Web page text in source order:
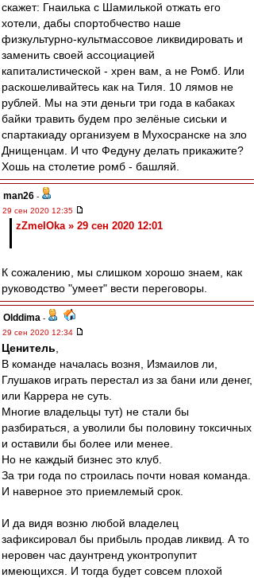
скажет: Гнаилька с Шамилькой отжать его
хотели, дабы спортобчество наше
физкультурно-культмассовое ликвидировать и
заменить своей ассоциацией
капиталистической - хрен вам, а не Ромб. Или
раскошеливайтесь как на Тиля. 10 лямов не
рублей. Мы на эти деньги три года в кабаках
байки травить будем про зелёные сиськи и
спартакиаду организуем в Мухосранске на зло
Днищенцам. И что Федуну делать прикажите?
Хошь на столетие ромб - башляй.
man26 -
29 сен 2020 12:35
zZmeIOka » 29 сен 2020 12:01
К сожалению, мы слишком хорошо знаем, как
руководство "умеет" вести переговоры.
Olddima -
29 сен 2020 12:34
Ценитель
В команде началась возня, Измаилов ли,
Глушаков играть перестал из за бани или денег,
или Каррера не суть.
Многие владельцы тут) не стали бы
разбираться, а уволили бы половину токсичных
и оставили бы более или менее.
Но не каждый бизнес это клуб.
За три года по строилась почти новая команда.
И наверное это приемлемый срок.
И да видя возню любой владелец
зафиксировал бы прибыль продав ликвид. А то
неровен час даунтренд уконтропупит
имеющихся. И тогда будет совсем плохой